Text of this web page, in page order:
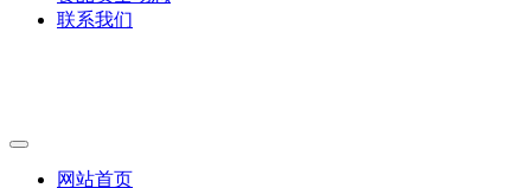
联系我们
网站首页